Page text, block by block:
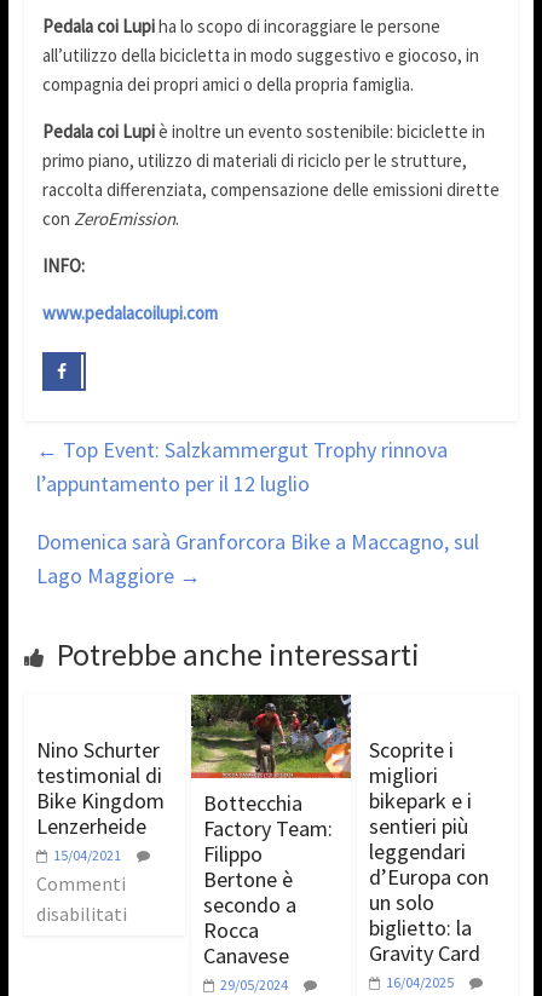
Pedala coi Lupiha lo scopo di incoraggiare le persone
all’utilizzo della bicicletta in modo suggestivo e giocoso, in
compagnia dei propri amici o della propria famiglia.
Pedala coi Lupiè inoltre un evento sostenibile: biciclette in
primo piano, utilizzo di materiali di riciclo per le strutture,
raccolta differenziata, compensazione delle emissioni dirette
con ZeroEmission.
INFO:
www.pedalacoilupi.com
← Top Event: Salzkammergut Trophy rinnova
l’appuntamento per il 12 luglio
Domenica sarà Granforcora Bike a Maccagno, sul
Lago Maggiore →
Potrebbe anche interessarti
Nino Schurter
testimonial di
Bike Kingdom
Lenzerheide
15/04/2021
Commenti
disabilitati
Bottecchia
Factory Team:
Filippo
Bertone è
secondo a
Rocca
Canavese
29/05/2024
Scoprite i
migliori
bikepark e i
sentieri più
leggendari
d’Europa con
un solo
biglietto: la
Gravity Card
16/04/2025